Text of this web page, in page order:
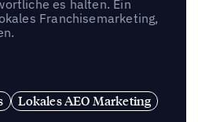
es halten. Ein
Franchisemarketing,
Lokales AEO Marketing